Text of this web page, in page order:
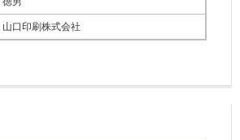
山口印刷株式会社